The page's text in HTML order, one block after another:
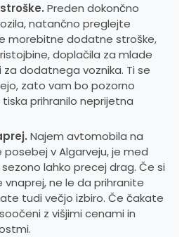
Preden dokončno
natančno preglejte
morebitne dodatne stroške,
doplačila za mlade
za dodatnega voznika. Ti se
zato vam bo pozorno
prihranilo neprijetna
Najem avtomobila na
posebej v Algarveju, je med
lahko precej drag. Če si
ne le da prihranite
tudi večjo izbiro. Če čakate
z višjimi cenami in